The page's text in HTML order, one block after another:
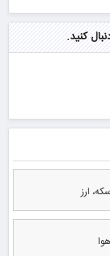
کنید.
ارز